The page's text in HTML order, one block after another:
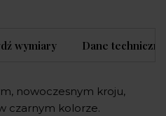
wymiary Dane techniczne
nowoczesnym kroju,
czarnym kolorze.